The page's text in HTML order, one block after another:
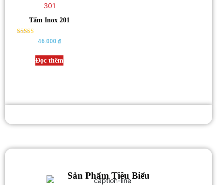
Tấm Inox 201
Rated46.000₫
Đọc thêm
Sản Phẩm Tiêu Biểu